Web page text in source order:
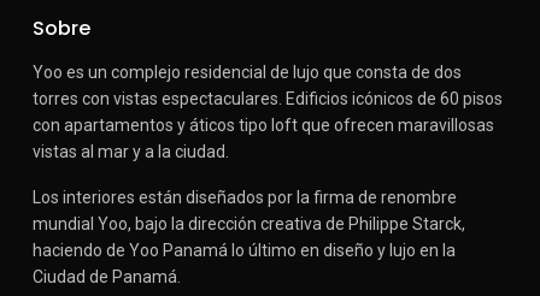
Sobre
Yoo es un complejo residencial de lujo que consta de dos
torres con vistas espectaculares. Edificios icónicos de 60 pisos
con apartamentos y áticos tipo loft que ofrecen maravillosas
vistas al mar y a la ciudad.
Los interiores están diseñados por la firma de renombre
mundial Yoo, bajo la dirección creativa de Philippe Starck,
haciendo de Yoo Panamá lo último en diseño y lujo en la
Ciudad de Panamá.